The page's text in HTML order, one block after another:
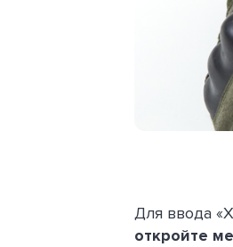
Для ввода
откройте